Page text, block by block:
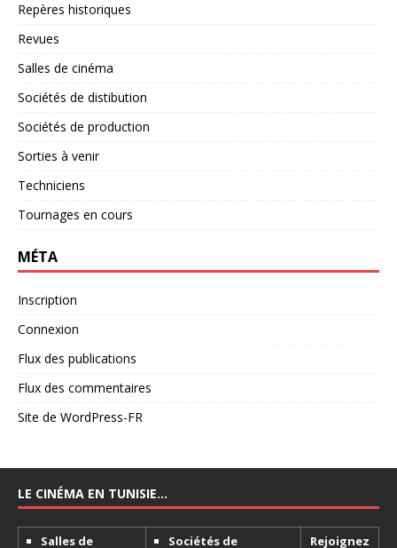
Repères historiques
Revues
Salles de cinéma
Sociétés de distibution
Sociétés de production
Sorties à venir
Techniciens
Tournages en cours
MÉTA
Inscription
Connexion
Flux des publications
Flux des commentaires
Site de WordPress-FR
LE CINÉMA EN TUNISIE…
Salles de Sociétés de Rejoignez